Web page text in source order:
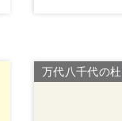
万代八千代の杜